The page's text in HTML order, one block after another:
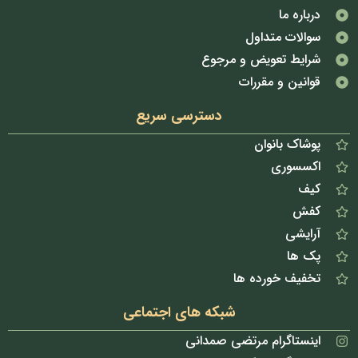
درباره ما
سوالات متداول
شرایط تعویض و مرجوع
قوانین و مقررات
دسترسی سریع
پوشاک بانوان
اکسسوری
کیف
کفش
آرایشی
پک ها
تخفیف خورده ها
شبکه های اجتماعی
اینستاگرام مرتضی صمدانی